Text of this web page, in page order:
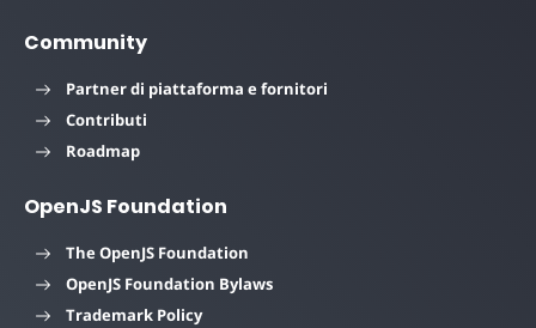
Community
Partner di piattaforma e fornitori
Contributi
Roadmap
OpenJS Foundation
The OpenJS Foundation
OpenJS Foundation Bylaws
Trademark Policy